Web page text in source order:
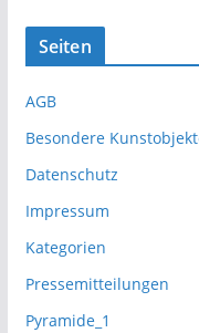
Seiten
AGB
Besondere
Datenschutz
Impressum
Kategorien
Pressemitteilungen
Pyramide_1